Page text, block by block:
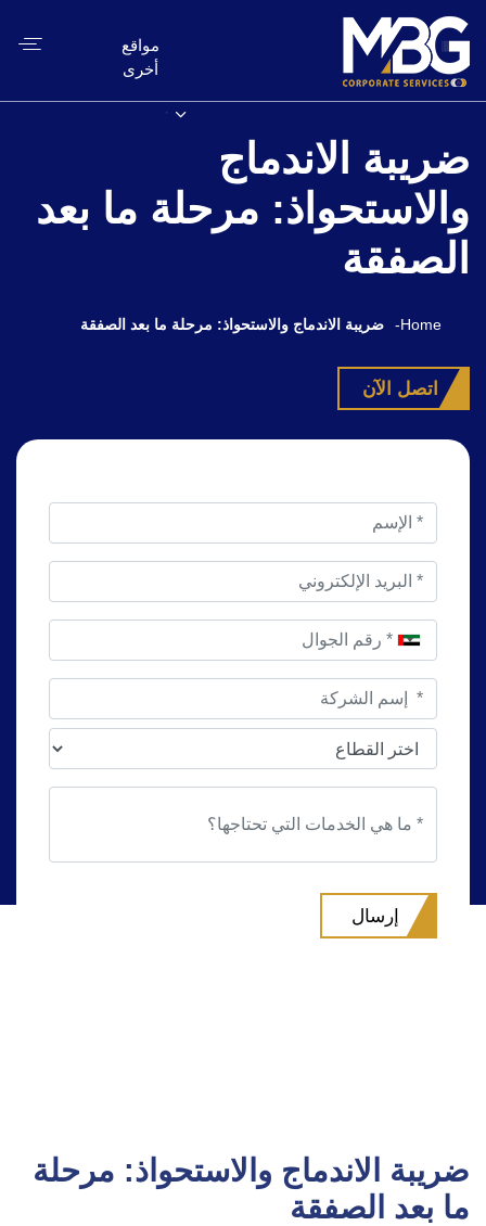
مواقع
أخرى
ضريبة الاندماج
والاستحواذ: مرحلة ما بعد
الصفقة
Home
- ضريبة الاندماج والاستحواذ: مرحلة ما بعد الصفقة
اتصل الآن
ضريبة الاندماج والاستحواذ: مرحلة
ما بعد الصفقة